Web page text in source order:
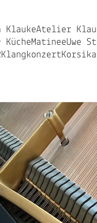
KlaukeAtelier
KücheMatineeUwe
KlangkonzertKorsika